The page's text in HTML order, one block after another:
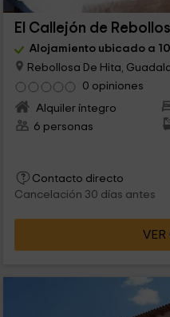
El Callejón de
Alojamiento ubicado a
Rebollosa De Hita,
0 opiniones
Alquiler íntegro
6 personas
Contacto directo
Cancelación 30 días antes
VER